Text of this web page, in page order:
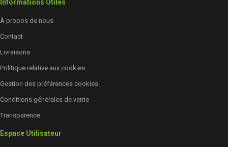
Informations Utiles
À propos de nous
Contact
Livraisons
Politique relative aux cookies
Gestion des préférences cookies
Conditions générales de vente
Transparence
Espace Utilisateur